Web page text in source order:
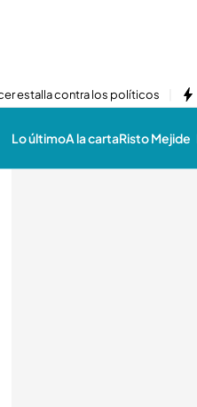
estalla contra los políticos
Lo últimoA la cartaRisto Mejide